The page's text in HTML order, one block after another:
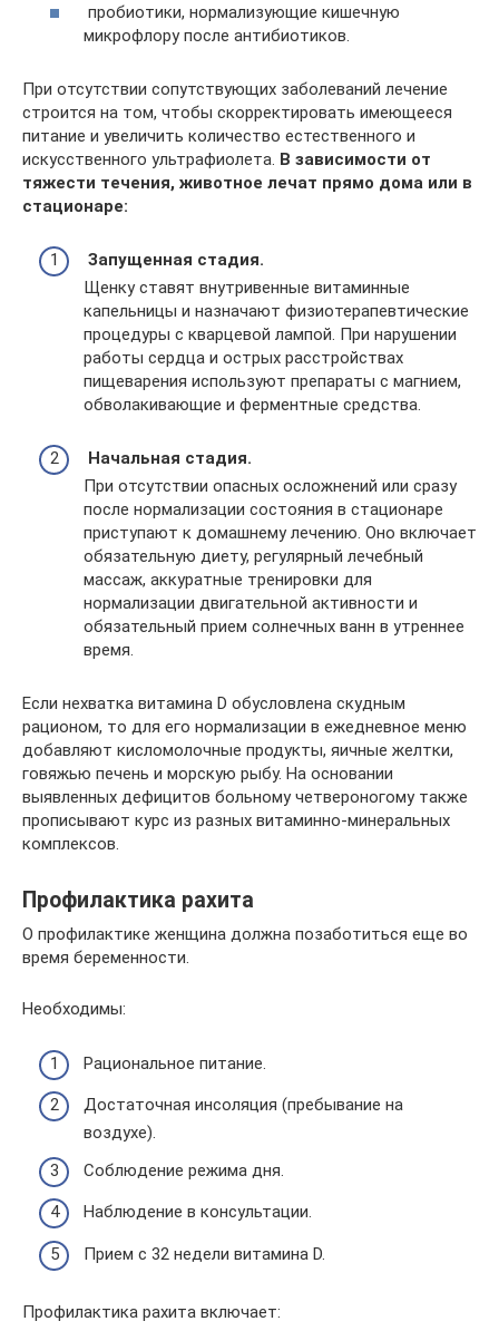
пробиотики, нормализующие кишечную
микрофлору после антибиотиков.
При отсутствии сопутствующих заболеваний лечение
строится на том, чтобы скорректировать имеющееся
питание и увеличить количество естественного и
искусственного ультрафиолета. В зависимости от
тяжести течения, животное лечат прямо дома или в
стационаре:
Запущенная стадия.
Щенку ставят внутривенные витаминные
капельницы и назначают физиотерапевтические
процедуры с кварцевой лампой. При нарушении
работы сердца и острых расстройствах
пищеварения используют препараты с магнием,
обволакивающие и ферментные средства.
Начальная стадия.
При отсутствии опасных осложнений или сразу
после нормализации состояния в стационаре
приступают к домашнему лечению. Оно включает
обязательную диету, регулярный лечебный
массаж, аккуратные тренировки для
нормализации двигательной активности и
обязательный прием солнечных ванн в утреннее
время.
Если нехватка витамина D обусловлена скудным
рационом, то для его нормализации в ежедневное меню
добавляют кисломолочные продукты, яичные желтки,
говяжью печень и морскую рыбу. На основании
выявленных дефицитов больному четвероногому также
прописывают курс из разных витаминно-минеральных
комплексов.
Профилактика рахита
О профилактике женщина должна позаботиться еще во
время беременности.
Необходимы:
Рациональное питание.
Достаточная инсоляция (пребывание на
воздухе).
Соблюдение режима дня.
Наблюдение в консультации.
Прием с 32 недели витамина D.
Профилактика рахита включает: